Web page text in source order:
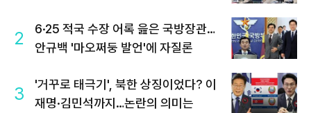
2
6·25 적국 수장 어록 읊은 국방장관…
안규백 '마오쩌둥 발언'에 자질론
3
'거꾸로 태극기', 북한 상징이었다? 이
재명·김민석까지…논란의 의미는